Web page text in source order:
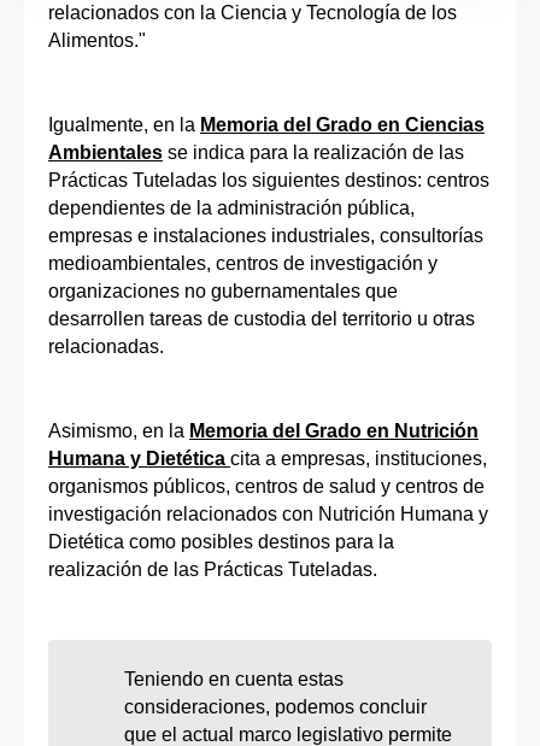
relacionados con la Ciencia y Tecnología de los
Alimentos."
Igualmente, en la Memoria del Grado en Ciencias
Ambientales se indica para la realización de las
Prácticas Tuteladas los siguientes destinos: centros
dependientes de la administración pública,
empresas e instalaciones industriales, consultorías
medioambientales, centros de investigación y
organizaciones no gubernamentales que
desarrollen tareas de custodia del territorio u otras
relacionadas.
Asimismo, en la Memoria del Grado en Nutrición
Humana y Dietética cita a empresas, instituciones,
organismos públicos, centros de salud y centros de
investigación relacionados con Nutrición Humana y
Dietética como posibles destinos para la
realización de las Prácticas Tuteladas.
Teniendo en cuenta estas
consideraciones, podemos concluir
que el actual marco legislativo permite